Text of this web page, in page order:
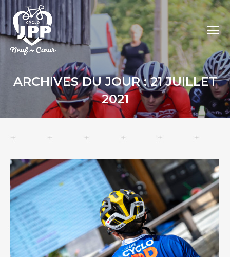
ARCHIVES DU JOUR :21 JUILLET
2021